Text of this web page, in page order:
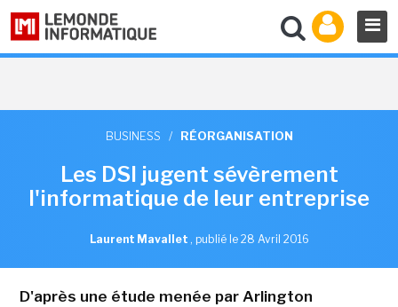
BUSINESS / RÉORGANISATION
Les DSI jugent sévèrement
l'informatique de leur entreprise
Laurent Mavallet , publié le 28 Avril 2016
D'après une étude menée par Arlington